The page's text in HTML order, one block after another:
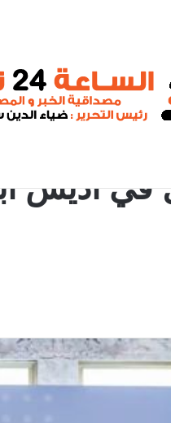
الوطني يطالب البرهان بالثبات على
أديس